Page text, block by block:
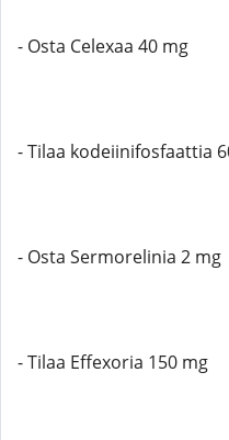
- Osta Celexaa 40 mg
- Tilaa kodeiinifosfaattia
- Osta Sermorelinia 2 mg
- Tilaa Effexoria 150 mg